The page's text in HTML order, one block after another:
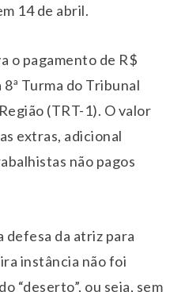
14 de abril.
o pagamento de R$
Turma do Tribunal
(TRT-1). O valor
extras, adicional
não pagos
defesa da atriz para
instância não foi
“deserto”, ou seja, sem